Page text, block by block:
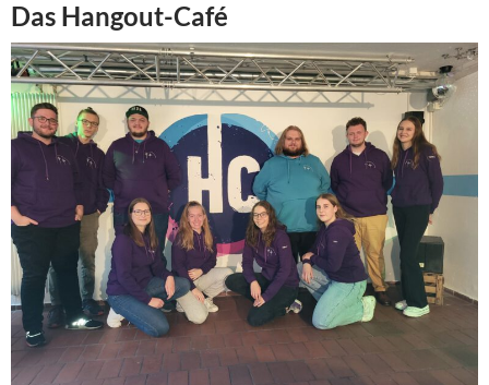
Das Hangout-Café